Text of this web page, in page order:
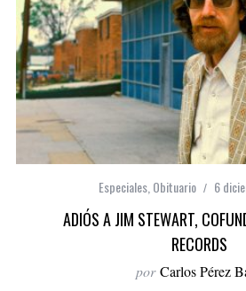
Especiales, Obituario 6
ADIÓS A JIM STEWART,
RECORDS
por Carlos Pérez